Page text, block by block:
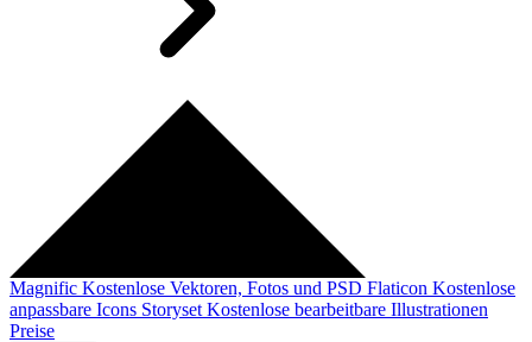
Magnific Kostenlose Vektoren, Fotos und PSD Flaticon Kostenlose
anpassbare Icons Storyset Kostenlose bearbeitbare Illustrationen
Preise